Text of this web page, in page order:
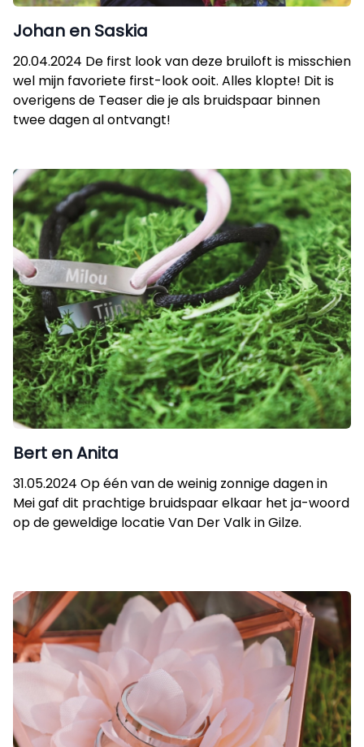
Johan en Saskia
20.04.2024 De first look van deze bruiloft is misschien
wel mijn favoriete first-look ooit. Alles klopte! Dit is
overigens de Teaser die je als bruidspaar binnen
twee dagen al ontvangt!
Bert en Anita
31.05.2024 Op één van de weinig zonnige dagen in
Mei gaf dit prachtige bruidspaar elkaar het ja-woord
op de geweldige locatie Van Der Valk in Gilze.